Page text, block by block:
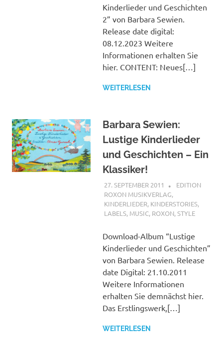
Kinderlieder und Geschichten
2” von Barbara Sewien.
Release date digital:
08.12.2023 Weitere
Informationen erhalten Sie
hier. CONTENT: Neues[…]
WEITERLESEN
Barbara Sewien:
Lustige Kinderlieder
und Geschichten – Ein
Klassiker!
27. SEPTEMBER 2011
MCDP-
EDITION
ROXON MUSIKVERLAG,
KINDERLIEDER, KINDERSTORIES,
LABELS, MUSIC, ROXON,STYLE
Download-Album “Lustige
Kinderlieder und Geschichten”
von Barbara Sewien. Release
date Digital: 21.10.2011
Weitere Informationen
erhalten Sie demnächst hier.
Das Erstlingswerk,[…]
WEITERLESEN